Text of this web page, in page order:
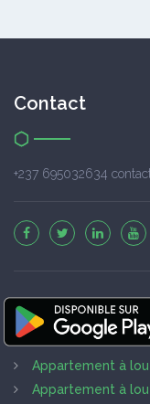
Contact
+237 695032634
Appartement à
Appartement à